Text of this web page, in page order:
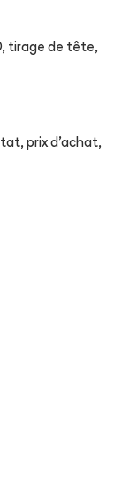
tirage de tête,
prix d'achat,